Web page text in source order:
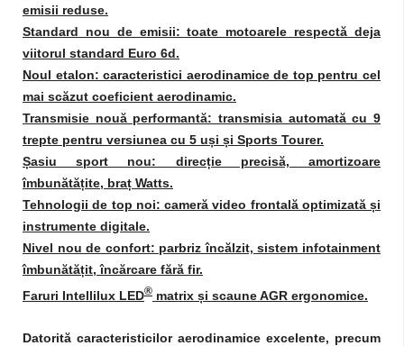
emisii reduse.
Standard nou de emisii: toate motoarele respectă deja
viitorul standard Euro 6d.
Noul etalon: caracteristici aerodinamice de top pentru cel
mai scăzut coeficient aerodinamic.
Transmisie nouă performantă: transmisia automată cu 9
trepte pentru versiunea cu 5 uși și Sports Tourer.
Șasiu sport nou: direcție precisă, amortizoare
îmbunătățite, braț Watts.
Tehnologii de top noi: cameră video frontală optimizată și
instrumente digitale.
Nivel nou de confort: parbriz încălzit, sistem infotainment
îmbunătățit, încărcare fără fir.
Faruri Intellilux LED® matrix și scaune AGR ergonomice.
Datorită caracteristicilor aerodinamice excelente, precum